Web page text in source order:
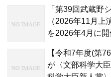
「第39回武蔵野
（2026年11月上
を2026年4月に開
【令和7年度(第
が〈文部科学大